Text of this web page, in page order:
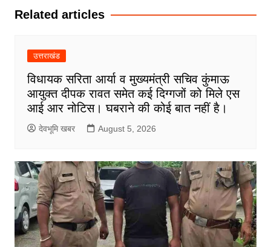
Related articles
उत्तराखंड
विधायक सरिता आर्या व मुख्यमंत्री सचिव कुंमाऊ
आयुक्त दीपक रावत समेत कई दिग्गजों को मिले एस
आई आर नोटिस। घबराने की कोई बात नहीं है।
देवभूमि खबर August 5, 2026